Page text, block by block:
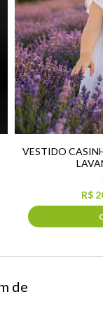
VESTIDO
R$
de